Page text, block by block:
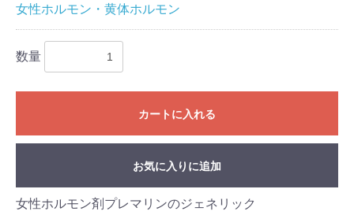
女性ホルモン・黄体ホルモン
数量
カートに入れる
お気に入りに追加
女性ホルモン剤プレマリンのジェネリック